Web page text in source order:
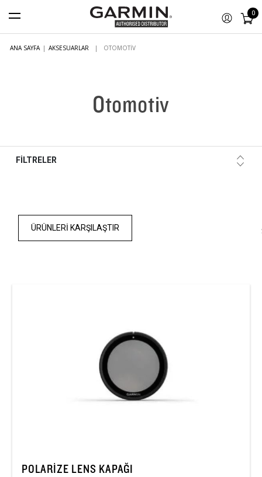
0
ANA SAYFA | AKSESUARLAR | OTOMOTIV
Otomotiv
FİLTRELER
ÜRÜNLERI KARŞILAŞTIR
POLARIZE LENS KAPAĞI